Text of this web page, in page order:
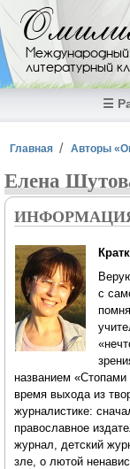
Перейти к основному
Международный
литературный
☰
Вы здесь
Главная Авторы
Елена
с
названием
время выхода из
журналистике:
православное
журнал, детский
зле, о лютой